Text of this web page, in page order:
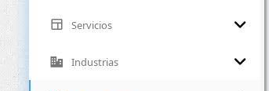
Servicios
Industrias